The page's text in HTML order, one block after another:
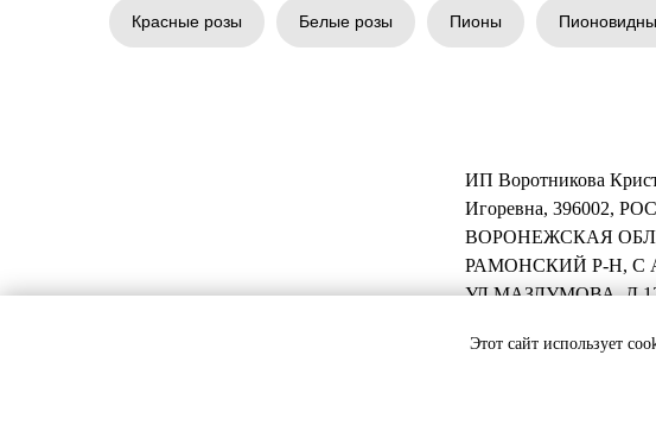
Этот сайт использует
Красные розы Белые розы Пионы
ИП Воротникова
Игоревна, 396002,
ВОРОНЕЖСКАЯ
РАМОНСКИЙ Р-Н, С
УЛ МАЗЛУМОВА, Д
*каждый цветок - уникальный. Мы не можем гарантировать, что абсолютно
же плантации может в разные дни иметь разный объем бутона, количество